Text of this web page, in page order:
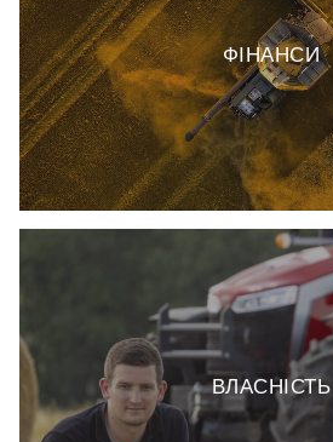
ФІНАНСИ
ВЛАСНІСТЬ